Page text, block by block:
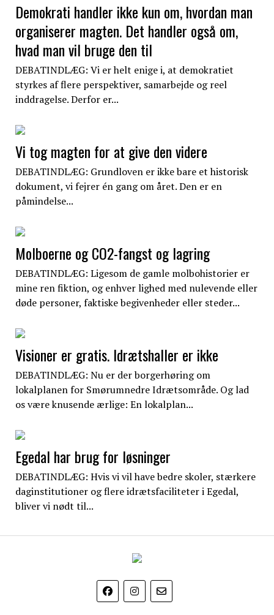
Demokrati handler ikke kun om, hvordan man
organiserer magten. Det handler også om,
hvad man vil bruge den til
DEBATINDLÆG: Vi er helt enige i, at demokratiet
styrkes af flere perspektiver, samarbejde og reel
inddragelse. Derfor er...
Vi tog magten for at give den videre
DEBATINDLÆG: Grundloven er ikke bare et historisk
dokument, vi fejrer én gang om året. Den er en
påmindelse...
Molboerne og CO2-fangst og lagring
DEBATINDLÆG: Ligesom de gamle molbohistorier er
mine ren fiktion, og enhver lighed med nulevende eller
døde personer, faktiske begivenheder eller steder...
Visioner er gratis. Idrætshaller er ikke
DEBATINDLÆG: Nu er der borgerhøring om
lokalplanen for Smørumnedre Idrætsområde. Og lad
os være knusende ærlige: En lokalplan...
Egedal har brug for løsninger
DEBATINDLÆG: Hvis vi vil have bedre skoler, stærkere
daginstitutioner og flere idrætsfaciliteter i Egedal,
bliver vi nødt til...
EgedalPosten